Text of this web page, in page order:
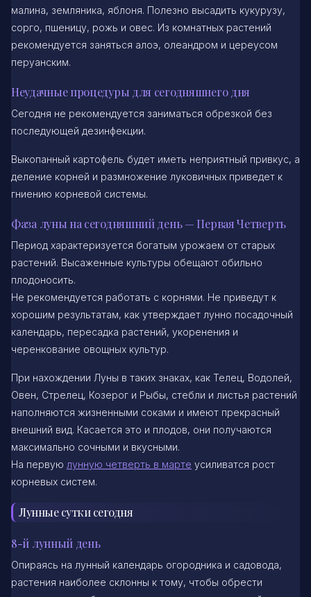
малина, земляника, яблоня. Полезно высадить кукурузу,
сорго, пшеницу, рожь и овес. Из комнатных растений
рекомендуется заняться алоэ, олеандром и цереусом
перуанским.
Неудачные процедуры для сегодняшнего дня
Сегодня не рекомендуется заниматься обрезкой без
последующей дезинфекции.
Выкопанный картофель будет иметь неприятный привкус, а
деление корней и размножение луковичных приведет к
гниению корневой системы.
Фаза луны на сегодняшний день — Первая Четверть
Период характеризуется богатым урожаем от старых
растений. Высаженные культуры обещают обильно
плодоносить.
Не рекомендуется работать с корнями. Не приведут к
хорошим результатам, как утверждает лунно посадочный
календарь, пересадка растений, укоренения и
черенкование овощных культур.
При нахождении Луны в таких знаках, как Телец, Водолей,
Овен, Стрелец, Козерог и Рыбы, стебли и листья растений
наполняются жизненными соками и имеют прекрасный
внешний вид. Касается это и плодов, они получаются
максимально сочными и вкусными.
На первую лунную четверть в марте усиливатся рост
корневых систем.
Лунные сутки сегодня
8-й лунный день
Опираясь на лунный календарь огородника и садовода,
растения наиболее склонны к тому, чтобы обрести